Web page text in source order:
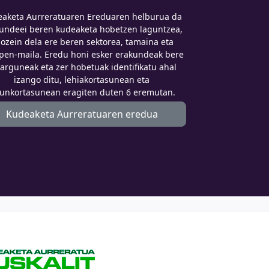
Aurreratuaren Ereduaren helburua da
beren kudeaketa hobetzen laguntzea,
dela ere beren sektorea, tamaina eta
maila. Eredu honi esker erakundeak bere
eta zer hobetuak identifikatu ahal
izango ditu, lehiakortasunean eta
eragiten duten 6 eremutan.
Kudeaketa Aurreratuaren eredua